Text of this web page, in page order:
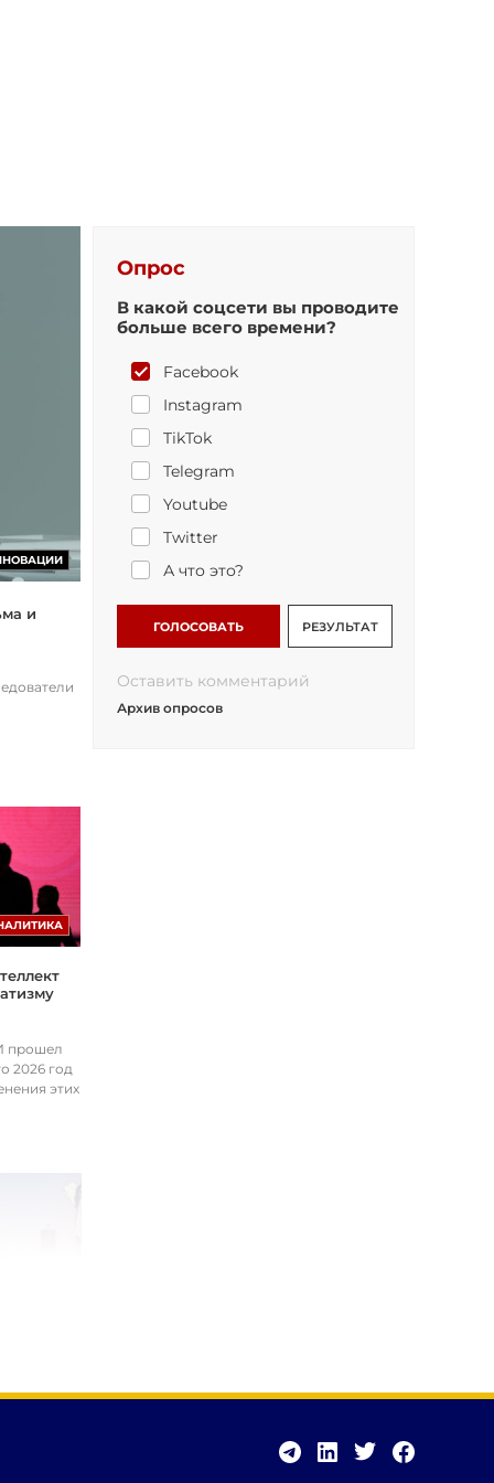
и
прошел
2026 год
этих
Опрос
В какой соцсети вы проводите
больше всего времени?
Facebook
Instagram
TikTok
Telegram
Youtube
Twitter
А что это?
ГОЛОСОВАТЬ РЕЗУЛЬТАТ
Оставить комментарий
Архив опросов